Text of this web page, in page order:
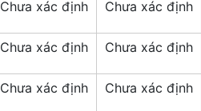
Chưa xác định Chưa xác định
Chưa xác định Chưa xác định
Chưa xác định Chưa xác định